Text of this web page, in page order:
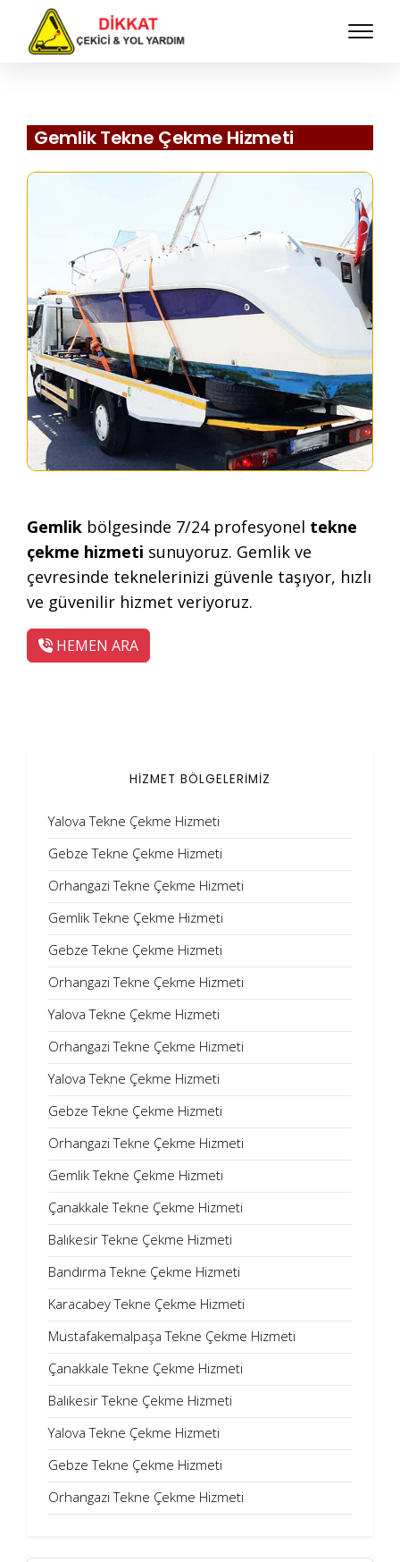
Gemlik Tekne Çekme Hizmeti
Gemlik bölgesinde 7/24 profesyonel tekne
çekme hizmeti sunuyoruz. Gemlik ve
çevresinde teknelerinizi güvenle taşıyor, hızlı
ve güvenilir hizmet veriyoruz.
HEMEN ARA
HİZMET BÖLGELERİMİZ
Yalova Tekne Çekme Hizmeti
Gebze Tekne Çekme Hizmeti
Orhangazi Tekne Çekme Hizmeti
Gemlik Tekne Çekme Hizmeti
Gebze Tekne Çekme Hizmeti
Orhangazi Tekne Çekme Hizmeti
Yalova Tekne Çekme Hizmeti
Orhangazi Tekne Çekme Hizmeti
Yalova Tekne Çekme Hizmeti
Gebze Tekne Çekme Hizmeti
Orhangazi Tekne Çekme Hizmeti
Gemlik Tekne Çekme Hizmeti
Çanakkale Tekne Çekme Hizmeti
Balıkesir Tekne Çekme Hizmeti
Bandırma Tekne Çekme Hizmeti
Karacabey Tekne Çekme Hizmeti
Mustafakemalpaşa Tekne Çekme Hizmeti
Çanakkale Tekne Çekme Hizmeti
Balıkesir Tekne Çekme Hizmeti
Yalova Tekne Çekme Hizmeti
Gebze Tekne Çekme Hizmeti
Orhangazi Tekne Çekme Hizmeti